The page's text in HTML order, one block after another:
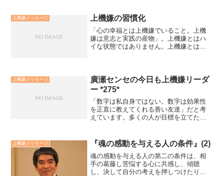
上機嫌メッセージ 上機嫌の習慣化
「心の幸福とは上機嫌でいること。上機
嫌は意志と実践の産物」。上機嫌とはハ
イな状態ではありません。上機嫌とは結
慣化出来ます。実践道具と...
上機嫌メッセージ
廣瀬センセの今日も上機嫌リーダ
ー *275*
「数字は私自身ではない。数字は効果性
を正直に教えてくれる善い友達」だと考
えています。多くの人が目標を立てた
因は「数字・結果＝自分の価値」という
固定観念にあるようです。こ...
上機嫌メッセージ 『魂の感動を与える人の条件』(2)
魂の感動を与える人の第二の条件は、相
手の葛藤し苦悩する心に共感し、傾聴
し、決して自分の考えを押しつけたりせ